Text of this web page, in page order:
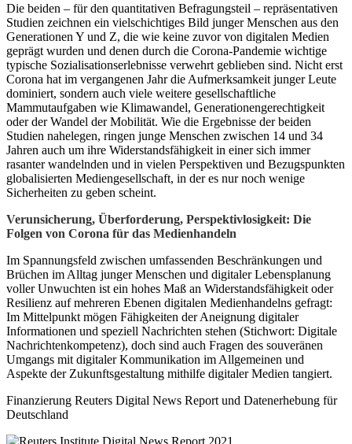
Die beiden – für den quantitativen Befragungsteil – repräsentativen
Studien zeichnen ein vielschichtiges Bild junger Menschen aus den
Generationen Y und Z, die wie keine zuvor von digitalen Medien
geprägt wurden und denen durch die Corona-Pandemie wichtige
typische Sozialisationserlebnisse verwehrt geblieben sind. Nicht erst
Corona hat im vergangenen Jahr die Aufmerksamkeit junger Leute
dominiert, sondern auch viele weitere gesellschaftliche
Mammutaufgaben wie Klimawandel, Generationengerechtigkeit
oder der Wandel der Mobilität. Wie die Ergebnisse der beiden
Studien nahelegen, ringen junge Menschen zwischen 14 und 34
Jahren auch um ihre Widerstandsfähigkeit in einer sich immer
rasanter wandelnden und in vielen Perspektiven und Bezugspunkten
globalisierten Mediengesellschaft, in der es nur noch wenige
Sicherheiten zu geben scheint.
Verunsicherung, Überforderung, Perspektivlosigkeit: Die
Folgen von Corona für das Medienhandeln
Im Spannungsfeld zwischen umfassenden Beschränkungen und
Brüchen im Alltag junger Menschen und digitaler Lebensplanung
voller Unwuchten ist ein hohes Maß an Widerstandsfähigkeit oder
Resilienz auf mehreren Ebenen digitalen Medienhandelns gefragt:
Im Mittelpunkt mögen Fähigkeiten der Aneignung digitaler
Informationen und speziell Nachrichten stehen (Stichwort: Digitale
Nachrichtenkompetenz), doch sind auch Fragen des souveränen
Umgangs mit digitaler Kommunikation im Allgemeinen und
Aspekte der Zukunftsgestaltung mithilfe digitaler Medien tangiert.
Finanzierung Reuters Digital News Report und Datenerhebung für
Deutschland